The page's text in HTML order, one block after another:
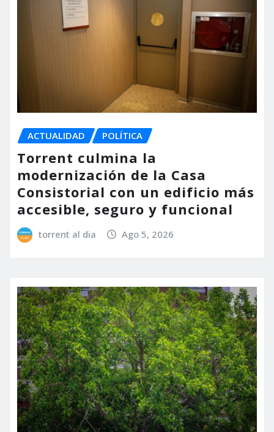
ACTUALIDAD POLÍTICA
Torrent culmina la
modernización de la Casa
Consistorial con un edificio más
accesible, seguro y funcional
torrent al dia Ago 5, 2026